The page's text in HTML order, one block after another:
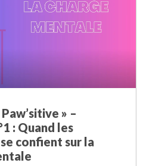
» –
: Quand les
confient sur la